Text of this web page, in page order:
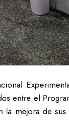
entre el
mejora de